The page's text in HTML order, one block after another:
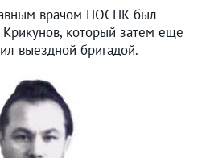
врачом ПОСПК был
который затем еще
выездной бригадой.